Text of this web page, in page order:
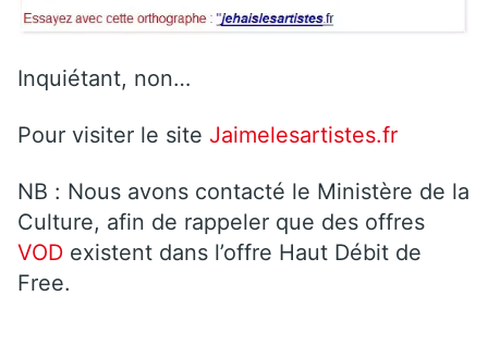
Inquiétant, non…
Pour visiter le site Jaimelesartistes.fr
NB : Nous avons contacté le Ministère de la
Culture, afin de rappeler que des offres
VOD existent dans l’offre Haut Débit de
Free.